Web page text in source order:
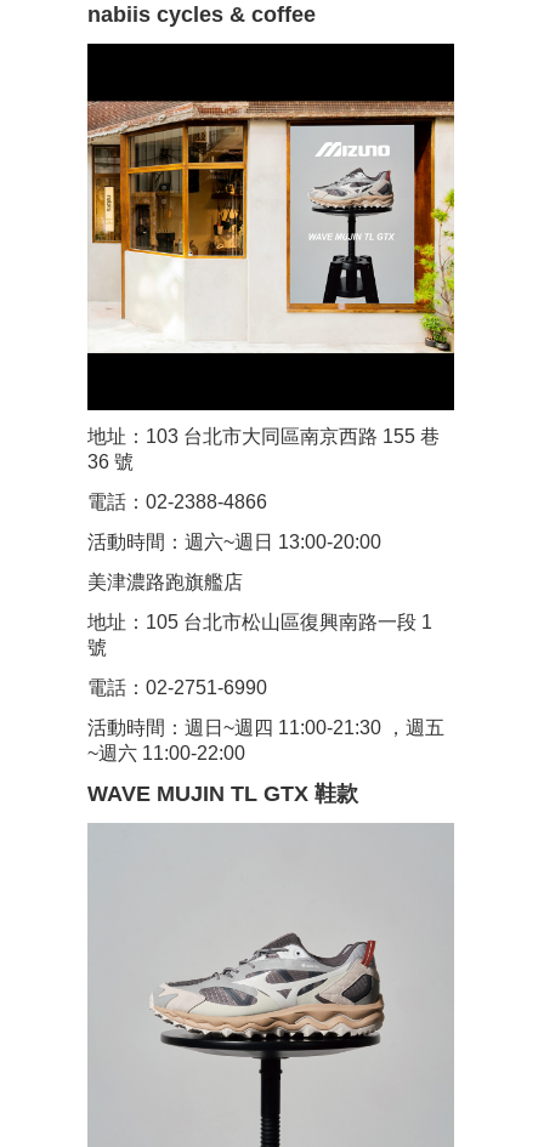
nabiis cycles & coffee
地址：103 台北市大同區南京西路 155 巷
36 號
電話：02-2388-4866
活動時間：週六~週日 13:00-20:00
美津濃路跑旗艦店
地址：105 台北市松山區復興南路一段 1
號
電話：02-2751-6990
活動時間：週日~週四 11:00-21:30 ，週五
~週六 11:00-22:00
WAVE MUJIN TL GTX 鞋款